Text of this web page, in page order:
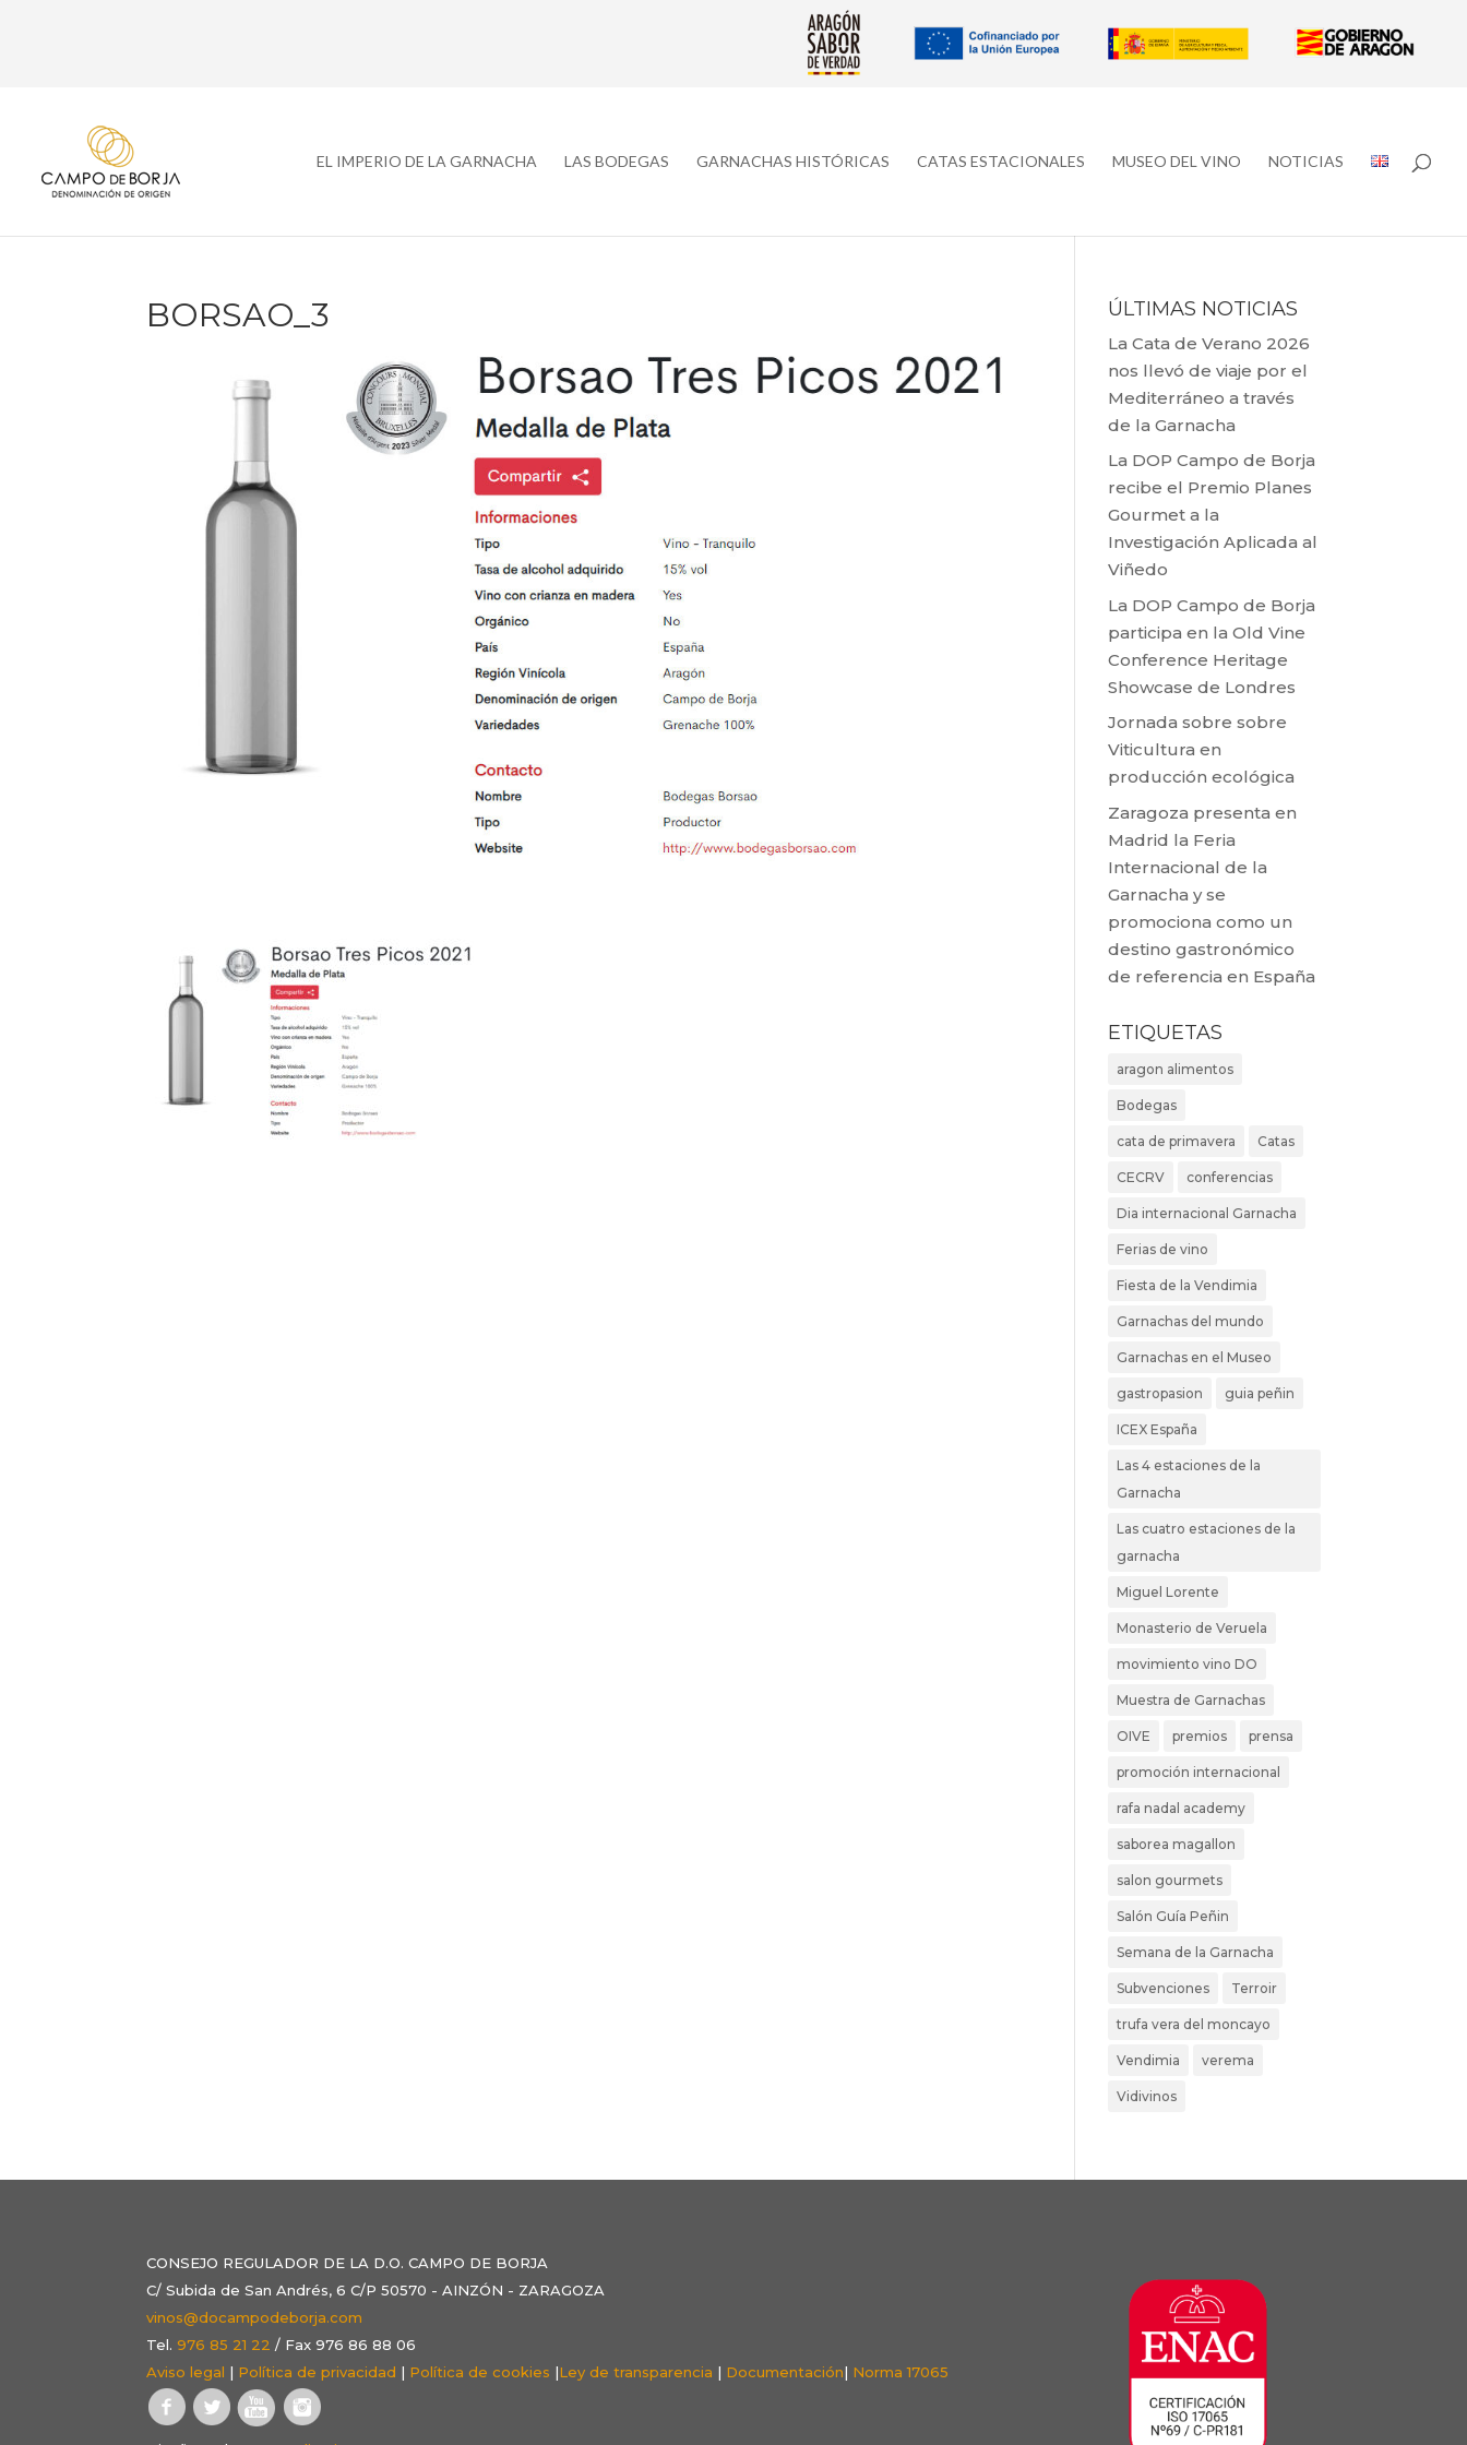
EL IMPERIO DE LA GARNACHA LAS BODEGAS GARNACHAS HISTÓRICAS CATAS ESTACIONALES MUSEO DEL VINO NOTICIAS
BORSAO_3 ÚLTIMAS NOTICIAS
La Cata de Verano 2026
nos llevó de viaje por el
Mediterráneo a través
de la Garnacha
La DOP Campo de Borja
recibe el Premio Planes
Gourmet a la
Investigación Aplicada al
Viñedo
La DOP Campo de Borja
participa en la Old Vine
Conference Heritage
Showcase de Londres
Jornada sobre sobre
Viticultura en
producción ecológica
Zaragoza presenta en
Madrid la Feria
Internacional de la
Garnacha y se
promociona como un
destino gastronómico
de referencia en España
ETIQUETAS
aragon alimentos
Bodegas
cata de primavera Catas
CECRV conferencias
Dia internacional Garnacha
Ferias de vino
Fiesta de la Vendimia
Garnachas del mundo
Garnachas en el Museo
gastropasion guia peñin
ICEX España
Las 4 estaciones de la
Garnacha
Las cuatro estaciones de la
garnacha
Miguel Lorente
Monasterio de Veruela
movimiento vino DO
Muestra de Garnachas
OIVE premios prensa
promoción internacional
rafa nadal academy
saborea magallon
salon gourmets
Salón Guía Peñin
Semana de la Garnacha
Subvenciones Terroir
trufa vera del moncayo
Vendimia verema
Vidivinos
CONSEJO REGULADOR DE LA D.O. CAMPO DE BORJA
C/ Subida de San Andrés, 6 C/P 50570 - AINZÓN - ZARAGOZA
vinos@docampodeborja.com
Tel.976 85 21 22 / Fax 976 86 88 06
Aviso legal | Política de privacidad | Política de cookies |Ley de transparencia | Documentación| Norma 17065